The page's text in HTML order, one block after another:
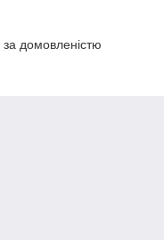
домовленістю